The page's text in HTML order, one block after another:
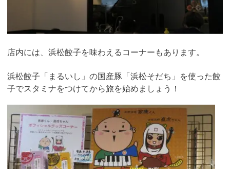
店内には、浜松餃子を味わえるコーナーもあります。
浜松餃子「まるいし」の国産豚「浜松そだち」を使った餃
子でスタミナをつけてから旅を始めましょう！